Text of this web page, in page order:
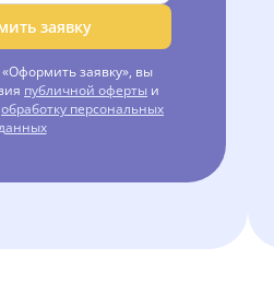
заявку
заявку», вы
публичной оферты и
обработку персональных